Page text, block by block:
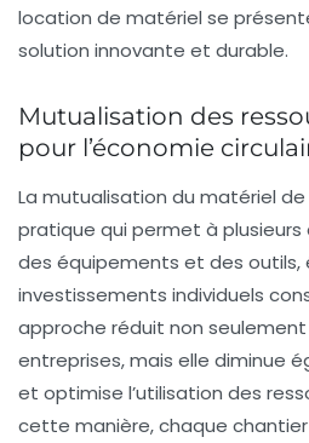
location de matériel se
solution innovante et durable.
Mutualisation des
pour l’économie
La mutualisation du matériel
pratique qui permet à
des équipements et des outils,
investissements individuels
approche réduit non
entreprises, mais elle diminue
et optimise l’utilisation des
cette manière, chaque